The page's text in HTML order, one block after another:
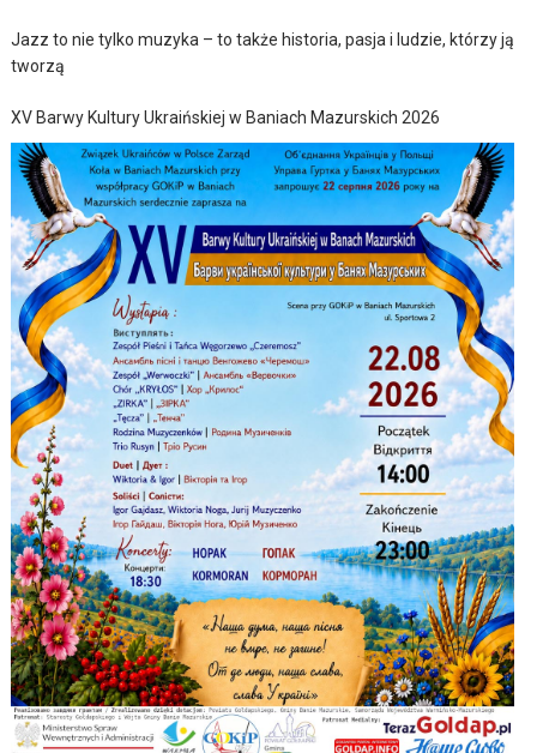
Jazz to nie tylko muzyka – to także historia, pasja i ludzie, którzy ją
tworzą
XV Barwy Kultury Ukraińskiej w Baniach Mazurskich 2026